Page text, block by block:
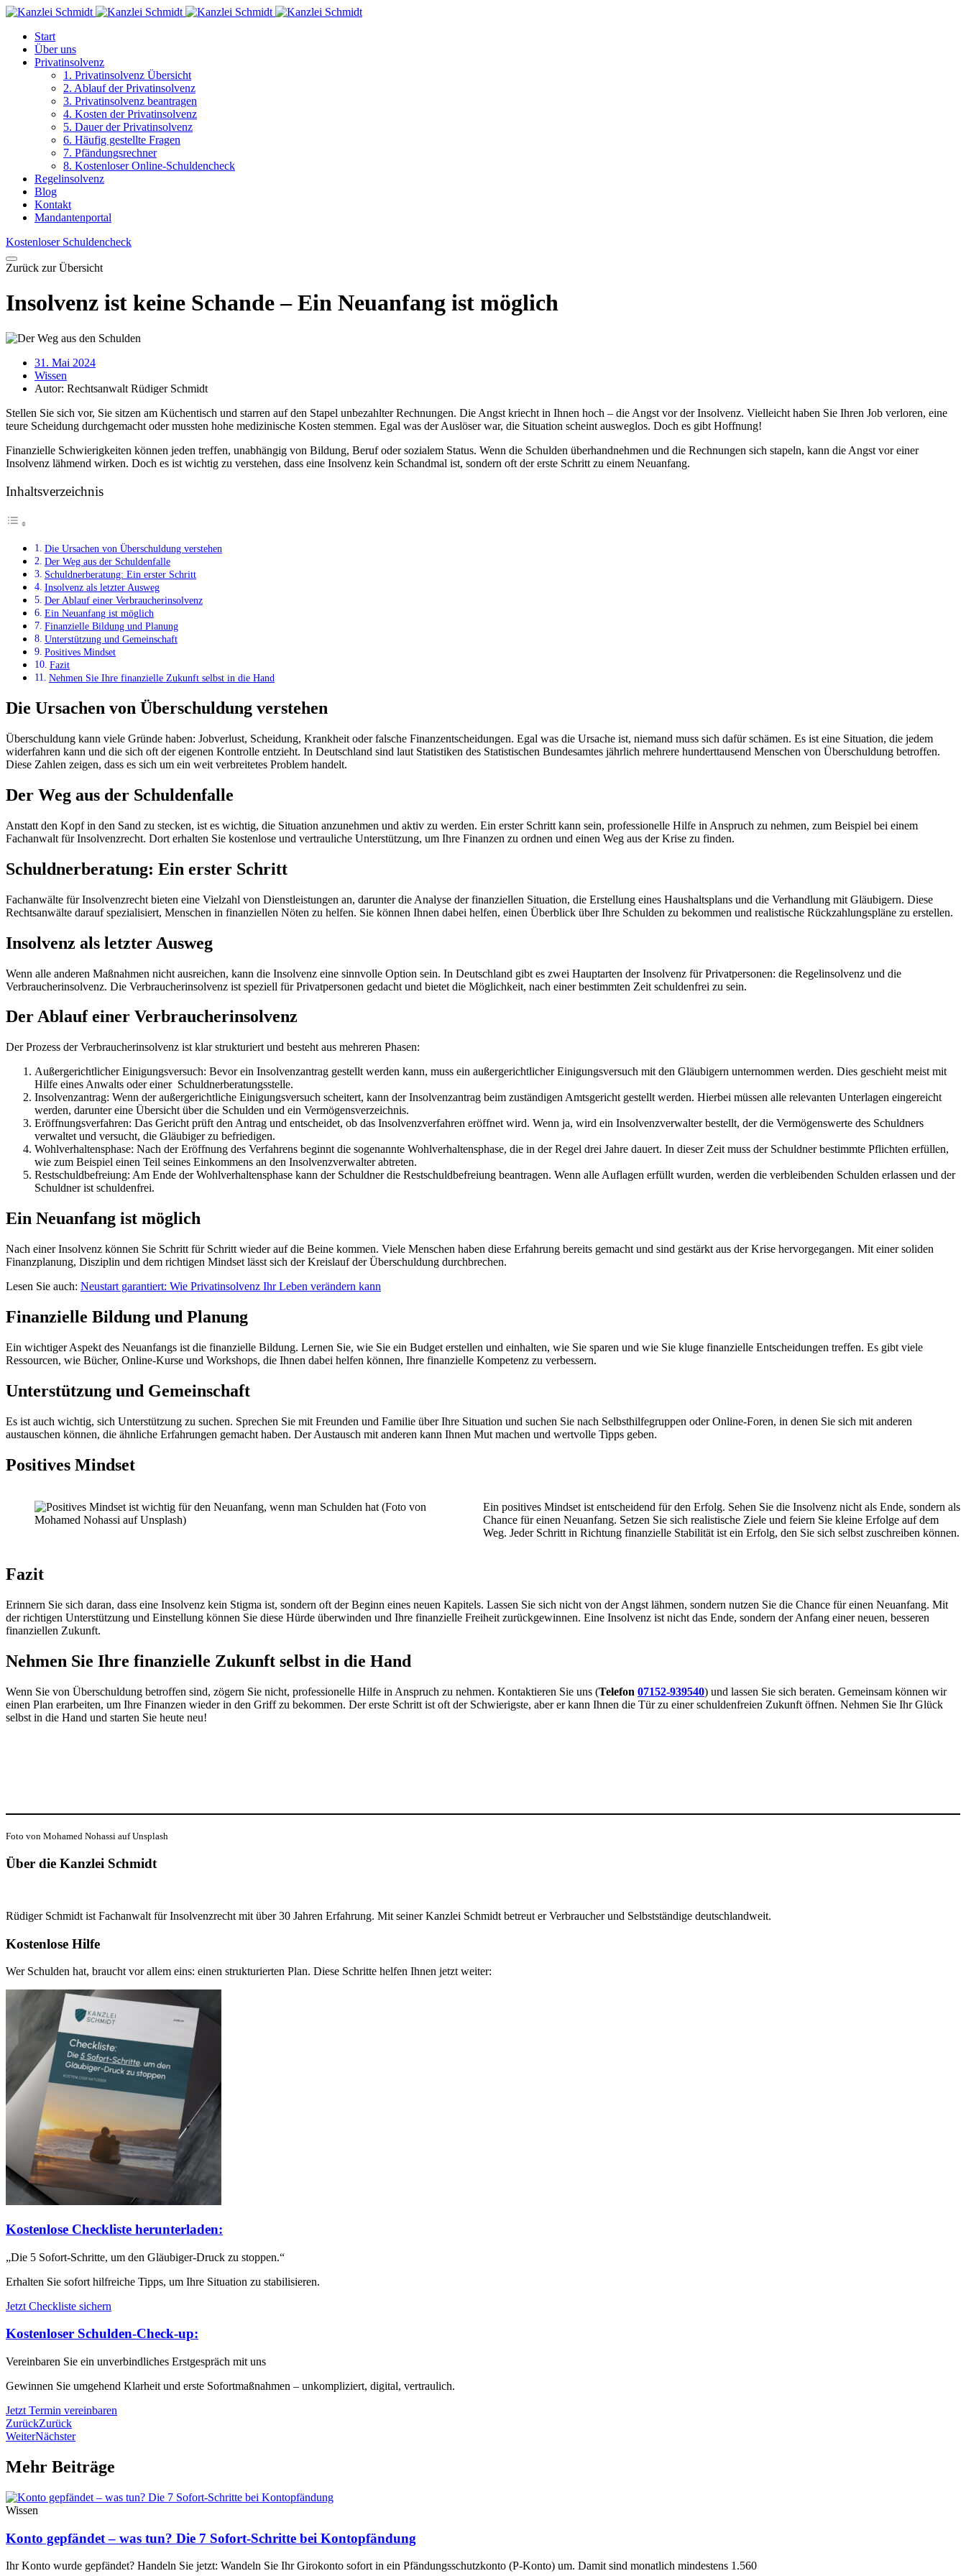
Start
Über uns
Privatinsolvenz
1. Privatinsolvenz Übersicht
2. Ablauf der Privatinsolvenz
3. Privatinsolvenz beantragen
4. Kosten der Privatinsolvenz
5. Dauer der Privatinsolvenz
6. Häufig gestellte Fragen
7. Pfändungsrechner
8. Kostenloser Online-Schuldencheck
Regelinsolvenz
Blog
Kontakt
Mandantenportal
Kostenloser Schuldencheck
Zurück zur Übersicht
Insolvenz ist keine Schande – Ein Neuanfang ist möglich
31. Mai 2024
Wissen
Autor: Rechtsanwalt Rüdiger Schmidt
Stellen Sie sich vor, Sie sitzen am Küchentisch und starren auf den Stapel unbezahlter Rechnungen. Die Angst kriecht in Ihnen hoch – die Angst vor der Insolvenz. Vielleicht haben Sie Ihren Job verloren, eine
teure Scheidung durchgemacht oder mussten hohe medizinische Kosten stemmen. Egal was der Auslöser war, die Situation scheint ausweglos. Doch es gibt Hoffnung!
Finanzielle Schwierigkeiten können jeden treffen, unabhängig von Bildung, Beruf oder sozialem Status. Wenn die Schulden überhandnehmen und die Rechnungen sich stapeln, kann die Angst vor einer
Insolvenz lähmend wirken. Doch es ist wichtig zu verstehen, dass eine Insolvenz kein Schandmal ist, sondern oft der erste Schritt zu einem Neuanfang.
Inhaltsverzeichnis
Die Ursachen von Überschuldung verstehen
Der Weg aus der Schuldenfalle
Schuldnerberatung: Ein erster Schritt
Insolvenz als letzter Ausweg
Der Ablauf einer Verbraucherinsolvenz
Ein Neuanfang ist möglich
Finanzielle Bildung und Planung
Unterstützung und Gemeinschaft
Positives Mindset
Fazit
Nehmen Sie Ihre finanzielle Zukunft selbst in die Hand
Die Ursachen von Überschuldung verstehen
Überschuldung kann viele Gründe haben: Jobverlust, Scheidung, Krankheit oder falsche Finanzentscheidungen. Egal was die Ursache ist, niemand muss sich dafür schämen. Es ist eine Situation, die jedem
widerfahren kann und die sich oft der eigenen Kontrolle entzieht. In Deutschland sind laut Statistiken des Statistischen Bundesamtes jährlich mehrere hunderttausend Menschen von Überschuldung betroffen.
Diese Zahlen zeigen, dass es sich um ein weit verbreitetes Problem handelt.
Der Weg aus der Schuldenfalle
Anstatt den Kopf in den Sand zu stecken, ist es wichtig, die Situation anzunehmen und aktiv zu werden. Ein erster Schritt kann sein, professionelle Hilfe in Anspruch zu nehmen, zum Beispiel bei einem
Fachanwalt für Insolvenzrecht. Dort erhalten Sie kostenlose und vertrauliche Unterstützung, um Ihre Finanzen zu ordnen und einen Weg aus der Krise zu finden.
Schuldnerberatung: Ein erster Schritt
Fachanwälte für Insolvenzrecht bieten eine Vielzahl von Dienstleistungen an, darunter die Analyse der finanziellen Situation, die Erstellung eines Haushaltsplans und die Verhandlung mit Gläubigern. Diese
Rechtsanwälte darauf spezialisiert, Menschen in finanziellen Nöten zu helfen. Sie können Ihnen dabei helfen, einen Überblick über Ihre Schulden zu bekommen und realistische Rückzahlungspläne zu erstellen.
Insolvenz als letzter Ausweg
Wenn alle anderen Maßnahmen nicht ausreichen, kann die Insolvenz eine sinnvolle Option sein. In Deutschland gibt es zwei Hauptarten der Insolvenz für Privatpersonen: die Regelinsolvenz und die
Verbraucherinsolvenz. Die Verbraucherinsolvenz ist speziell für Privatpersonen gedacht und bietet die Möglichkeit, nach einer bestimmten Zeit schuldenfrei zu sein.
Der Ablauf einer Verbraucherinsolvenz
Der Prozess der Verbraucherinsolvenz ist klar strukturiert und besteht aus mehreren Phasen:
Außergerichtlicher Einigungsversuch: Bevor ein Insolvenzantrag gestellt werden kann, muss ein außergerichtlicher Einigungsversuch mit den Gläubigern unternommen werden. Dies geschieht meist mit
Hilfe eines Anwalts oder einer Schuldnerberatungsstelle.
Insolvenzantrag: Wenn der außergerichtliche Einigungsversuch scheitert, kann der Insolvenzantrag beim zuständigen Amtsgericht gestellt werden. Hierbei müssen alle relevanten Unterlagen eingereicht
werden, darunter eine Übersicht über die Schulden und ein Vermögensverzeichnis.
Eröffnungsverfahren: Das Gericht prüft den Antrag und entscheidet, ob das Insolvenzverfahren eröffnet wird. Wenn ja, wird ein Insolvenzverwalter bestellt, der die Vermögenswerte des Schuldners
verwaltet und versucht, die Gläubiger zu befriedigen.
Wohlverhaltensphase: Nach der Eröffnung des Verfahrens beginnt die sogenannte Wohlverhaltensphase, die in der Regel drei Jahre dauert. In dieser Zeit muss der Schuldner bestimmte Pflichten erfüllen,
wie zum Beispiel einen Teil seines Einkommens an den Insolvenzverwalter abtreten.
Restschuldbefreiung: Am Ende der Wohlverhaltensphase kann der Schuldner die Restschuldbefreiung beantragen. Wenn alle Auflagen erfüllt wurden, werden die verbleibenden Schulden erlassen und der
Schuldner ist schuldenfrei.
Ein Neuanfang ist möglich
Nach einer Insolvenz können Sie Schritt für Schritt wieder auf die Beine kommen. Viele Menschen haben diese Erfahrung bereits gemacht und sind gestärkt aus der Krise hervorgegangen. Mit einer soliden
Finanzplanung, Disziplin und dem richtigen Mindset lässt sich der Kreislauf der Überschuldung durchbrechen.
Lesen Sie auch: Neustart garantiert: Wie Privatinsolvenz Ihr Leben verändern kann
Finanzielle Bildung und Planung
Ein wichtiger Aspekt des Neuanfangs ist die finanzielle Bildung. Lernen Sie, wie Sie ein Budget erstellen und einhalten, wie Sie sparen und wie Sie kluge finanzielle Entscheidungen treffen. Es gibt viele
Ressourcen, wie Bücher, Online-Kurse und Workshops, die Ihnen dabei helfen können, Ihre finanzielle Kompetenz zu verbessern.
Unterstützung und Gemeinschaft
Es ist auch wichtig, sich Unterstützung zu suchen. Sprechen Sie mit Freunden und Familie über Ihre Situation und suchen Sie nach Selbsthilfegruppen oder Online-Foren, in denen Sie sich mit anderen
austauschen können, die ähnliche Erfahrungen gemacht haben. Der Austausch mit anderen kann Ihnen Mut machen und wertvolle Tipps geben.
Positives Mindset
Ein positives Mindset ist entscheidend für den Erfolg. Sehen Sie die Insolvenz nicht als Ende, sondern als
Chance für einen Neuanfang. Setzen Sie sich realistische Ziele und feiern Sie kleine Erfolge auf dem
Weg. Jeder Schritt in Richtung finanzielle Stabilität ist ein Erfolg, den Sie sich selbst zuschreiben können.
Fazit
Erinnern Sie sich daran, dass eine Insolvenz kein Stigma ist, sondern oft der Beginn eines neuen Kapitels. Lassen Sie sich nicht von der Angst lähmen, sondern nutzen Sie die Chance für einen Neuanfang. Mit
der richtigen Unterstützung und Einstellung können Sie diese Hürde überwinden und Ihre finanzielle Freiheit zurückgewinnen. Eine Insolvenz ist nicht das Ende, sondern der Anfang einer neuen, besseren
finanziellen Zukunft.
Nehmen Sie Ihre finanzielle Zukunft selbst in die Hand
Wenn Sie von Überschuldung betroffen sind, zögern Sie nicht, professionelle Hilfe in Anspruch zu nehmen. Kontaktieren Sie uns (Telefon 07152-939540) und lassen Sie sich beraten. Gemeinsam können wir
einen Plan erarbeiten, um Ihre Finanzen wieder in den Griff zu bekommen. Der erste Schritt ist oft der Schwierigste, aber er kann Ihnen die Tür zu einer schuldenfreien Zukunft öffnen. Nehmen Sie Ihr Glück
selbst in die Hand und starten Sie heute neu!
Foto von Mohamed Nohassi auf Unsplash
Über die Kanzlei Schmidt
Rüdiger Schmidt ist Fachanwalt für Insolvenzrecht mit über 30 Jahren Erfahrung. Mit seiner Kanzlei Schmidt betreut er Verbraucher und Selbstständige deutschlandweit.
Kostenlose Hilfe
Wer Schulden hat, braucht vor allem eins: einen strukturierten Plan. Diese Schritte helfen Ihnen jetzt weiter:
Kostenlose Checkliste herunterladen:
„Die 5 Sofort-Schritte, um den Gläubiger-Druck zu stoppen.“
Erhalten Sie sofort hilfreiche Tipps, um Ihre Situation zu stabilisieren.
Jetzt Checkliste sichern
Kostenloser Schulden-Check-up:
Vereinbaren Sie ein unverbindliches Erstgespräch mit uns
Gewinnen Sie umgehend Klarheit und erste Sofortmaßnahmen – unkompliziert, digital, vertraulich.
Jetzt Termin vereinbaren
ZurückZurück
WeiterNächster
Mehr Beiträge
Wissen
Konto gepfändet – was tun? Die 7 Sofort-Schritte bei Kontopfändung
Ihr Konto wurde gepfändet? Handeln Sie jetzt: Wandeln Sie Ihr Girokonto sofort in ein Pfändungsschutzkonto (P-Konto) um. Damit sind monatlich mindestens 1.560